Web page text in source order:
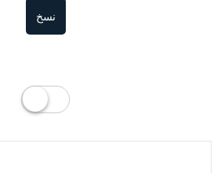
نسخ